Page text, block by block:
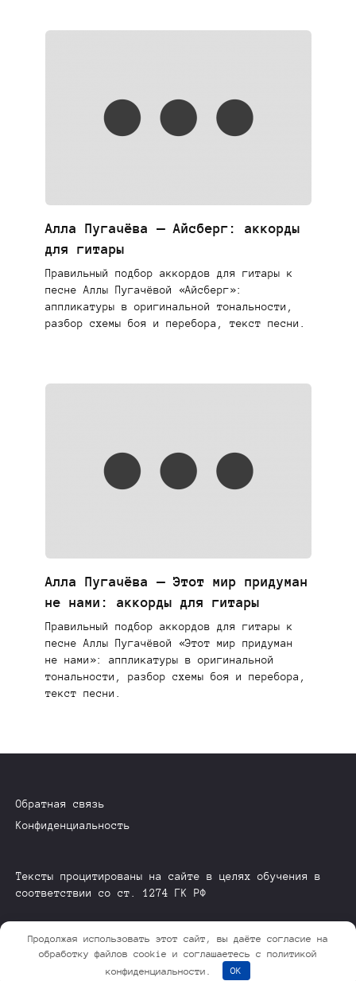
Алла Пугачёва — Айсберг: аккорды
для гитары
Правильный подбор аккордов для гитары к
песне Аллы Пугачёвой «Айсберг»:
аппликатуры в оригинальной тональности,
разбор схемы боя и перебора, текст песни.
Алла Пугачёва — Этот мир придуман
не нами: аккорды для гитары
Правильный подбор аккордов для гитары к
песне Аллы Пугачёвой «Этот мир придуман
не нами»: аппликатуры в оригинальной
тональности, разбор схемы боя и перебора,
текст песни.
Обратная связь
Конфиденциальность
Тексты процитированы на сайте в целях обучения в
соответствии со ст. 1274 ГК РФ
© 2026 GuitarFlow.ru
Продолжая использовать этот сайт, вы даёте согласие на
обработку файлов cookie и соглашаетесь с политикой
конфиденциальности.
OK